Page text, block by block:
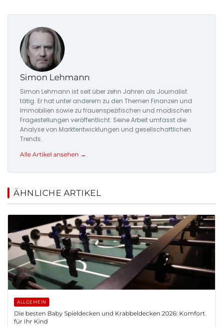
Simon Lehmann
Simon Lehmann ist seit über zehn Jahren als Journalist
tätig. Er hat unter anderem zu den Themen Finanzen und
Immobilien sowie zu frauenspezifischen und modischen
Fragestellungen veröffentlicht. Seine Arbeit umfasst die
Analyse von Marktentwicklungen und gesellschaftlichen
Trends.
Alle Artikel ansehen →
ÄHNLICHE ARTIKEL
ALLGEMEIN
Die besten Baby Spieldecken und Krabbeldecken 2026: Komfort
für Ihr Kind